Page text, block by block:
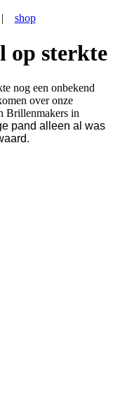
shop
op sterkte
nog een onbekend
over onze
Brillenmakers in
pand alleen al was